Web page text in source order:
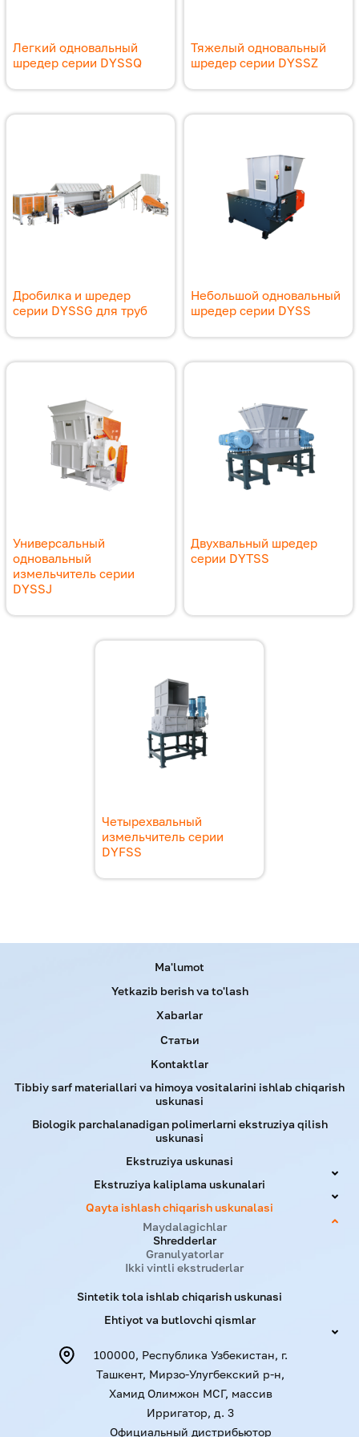
Легкий одновальный
шредер серии DYSSQ
Тяжелый одновальный
шредер серии DYSSZ
Дробилка и шредер
серии DYSSG для труб
Небольшой одновальный
шредер серии DYSS
Универсальный
одновальный
измельчитель серии
DYSSJ
Двухвальный шредер
серии DYTSS
Четырехвальный
измельчитель серии
DYFSS
Tibbiy sarf materiallari va himoya vositalarini ishlab chiqarish
uskunasi
Biologik parchalanadigan polimerlarni ekstruziya qilish
uskunasi
Ekstruziya uskunasi
Ekstruziya kaliplama uskunalari
Qayta ishlash chiqarish uskunalasi
Maydalagichlar
Shredderlar
Granulyatorlar
Ikki vintli ekstruderlar
Sintetik tola ishlab chiqarish uskunasi
Ehtiyot va butlovchi qismlar
Ma'lumot
Yetkazib berish va to'lash
Xabarlar
Статьи
Kontaktlar
100000, Республика Узбекистан, г.
Ташкент, Мирзо-Улугбекский р-н,
Хамид Олимжон МСГ, массив
Ирригатор, д. 3
Официальный дистрибьютор